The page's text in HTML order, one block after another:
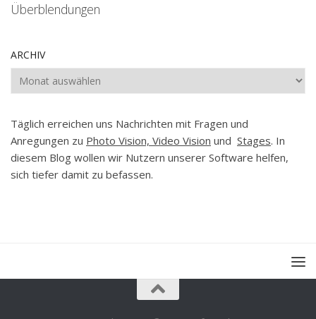
Überblendungen
ARCHIV
Archiv
Täglich erreichen uns Nachrichten mit Fragen und
Anregungen zu Photo Vision, Video Vision und Stages. In
diesem Blog wollen wir Nutzern unserer Software helfen,
sich tiefer damit zu befassen.